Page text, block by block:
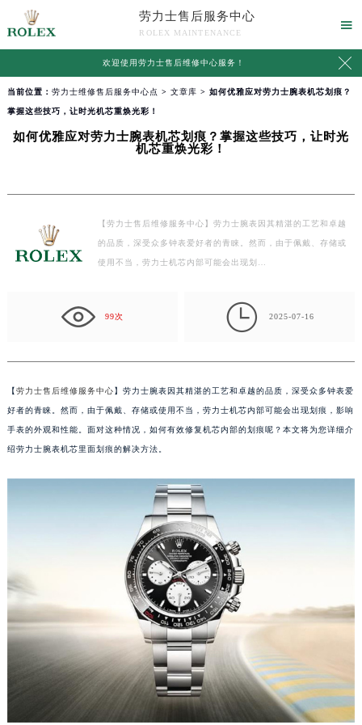
劳力士售后服务中心
ROLEX MAINTENANCE

欢迎使用劳力士售后维修中心服务 ！ 
当前位置： 劳力士维修售后服务中心点 > 文章库 > 如何优雅应对劳力士腕表机芯划痕？
掌握这些技巧，让时光机芯重焕光彩！
如何优雅应对劳力士腕表机芯划痕？掌握这些技巧，让时光
机芯重焕光彩！
【劳力士售后维修服务中心】劳力士腕表因其精湛的工艺和卓越
的品质，深受众多钟表爱好者的青睐。然而，由于佩戴、存储或
使用不当，劳力士机芯内部可能会出现划…
99次  2025-07-16
【劳力士售后维修服务中心】劳力士腕表因其精湛的工艺和卓越的品质，深受众多钟表爱
好者的青睐。然而，由于佩戴、存储或使用不当，劳力士机芯内部可能会出现划痕，影响
手表的外观和性能。面对这种情况，如何有效修复机芯内部的划痕呢？本文将为您详细介
绍劳力士腕表机芯里面划痕的解决方法。